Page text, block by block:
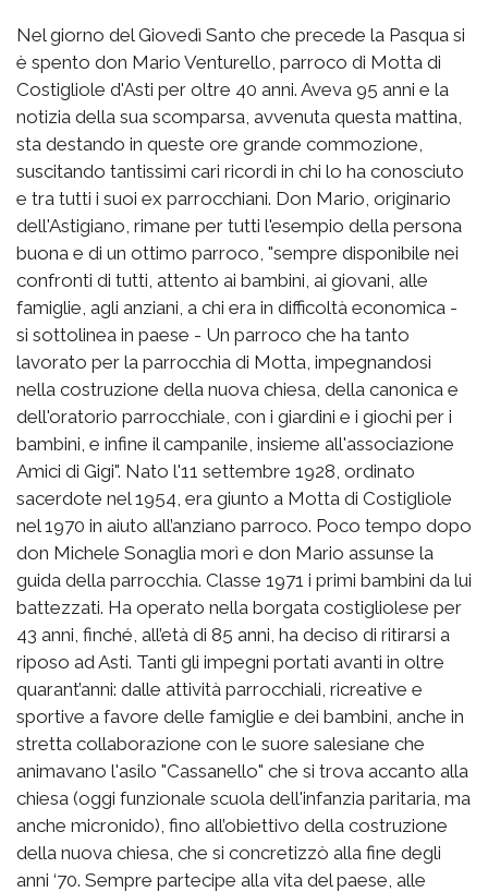
Nel giorno del Giovedì Santo che precede la Pasqua si
è spento don Mario Venturello, parroco di Motta di
Costigliole d'Asti per oltre 40 anni. Aveva 95 anni e la
notizia della sua scomparsa, avvenuta questa mattina,
sta destando in queste ore grande commozione,
suscitando tantissimi cari ricordi in chi lo ha conosciuto
e tra tutti i suoi ex parrocchiani. Don Mario, originario
dell'Astigiano, rimane per tutti l'esempio della persona
buona e di un ottimo parroco, "sempre disponibile nei
confronti di tutti, attento ai bambini, ai giovani, alle
famiglie, agli anziani, a chi era in difficoltà economica -
si sottolinea in paese - Un parroco che ha tanto
lavorato per la parrocchia di Motta, impegnandosi
nella costruzione della nuova chiesa, della canonica e
dell'oratorio parrocchiale, con i giardini e i giochi per i
bambini, e infine il campanile, insieme all'associazione
Amici di Gigi". Nato l'11 settembre 1928, ordinato
sacerdote nel 1954, era giunto a Motta di Costigliole
nel 1970 in aiuto all’anziano parroco. Poco tempo dopo
don Michele Sonaglia morì e don Mario assunse la
guida della parrocchia. Classe 1971 i primi bambini da lui
battezzati. Ha operato nella borgata costigliolese per
43 anni, finché, all’età di 85 anni, ha deciso di ritirarsi a
riposo ad Asti. Tanti gli impegni portati avanti in oltre
quarant’anni: dalle attività parrocchiali, ricreative e
sportive a favore delle famiglie e dei bambini, anche in
stretta collaborazione con le suore salesiane che
animavano l'asilo "Cassanello" che si trova accanto alla
chiesa (oggi funzionale scuola dell'infanzia paritaria, ma
anche micronido), fino all’obiettivo della costruzione
della nuova chiesa, che si concretizzò alla fine degli
anni ‘70. Sempre partecipe alla vita del paese, alle